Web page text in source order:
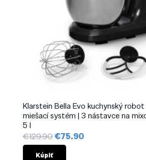
Klarstein Bella Evo kuchynský
miešací systém | 3 nástavce na
5 l
€129.90 Pôvodná
cena
€75.90Aktuálna
Kúpiť